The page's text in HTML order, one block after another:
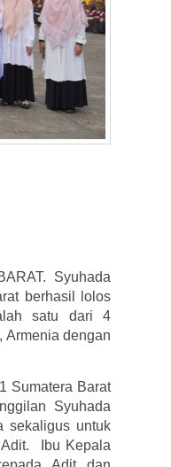
Syuhada
berhasil lolos
satu dari 4
Armenia dengan
Sumatera Barat
Syuhada
sekaligus untuk
Adit. Ibu Kepala